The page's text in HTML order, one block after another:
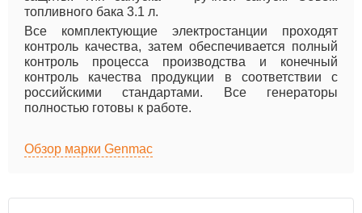
топливного бака 3.1 л.
Все комплектующие электростанции проходят
контроль качества, затем обеспечивается полный
контроль процесса производства и конечный
контроль качества продукции в соответствии с
российскими стандартами. Все генераторы
полностью готовы к работе.
Обзор марки Genmac